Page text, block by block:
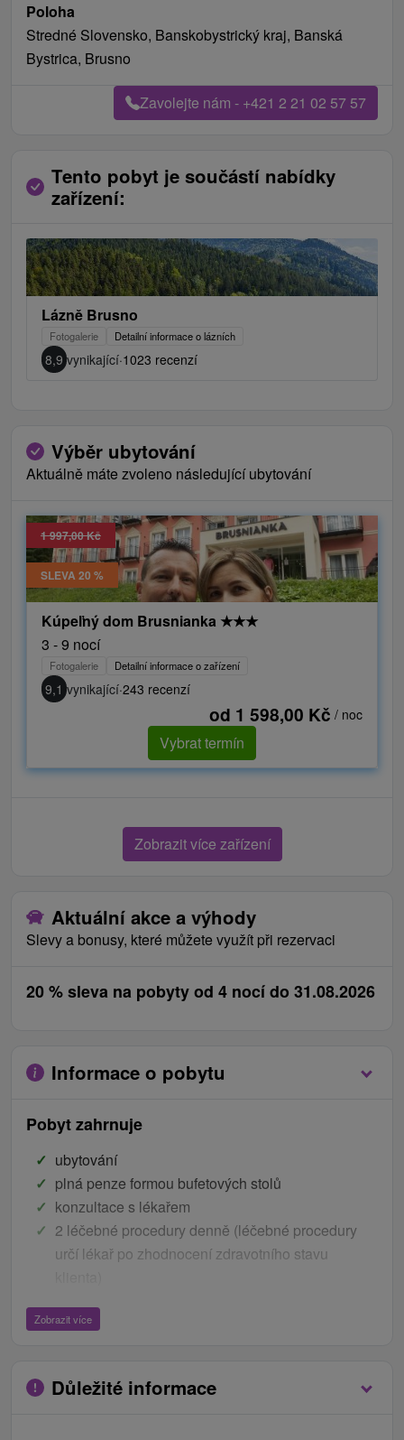
Poloha
Stredné Slovensko, Banskobystrický kraj, Banská
Bystrica, Brusno
Zavolejte nám - +421 2 21 02 57 57
Tento pobyt je součástí nabídky
zařízení:
Lázně Brusno
Fotogalerie Detailní informace o lázních
8,9 vynikající·1023 recenzí
Výběr ubytování
Aktuálně máte zvoleno následující ubytování
1 997,00 Kč
SLEVA 20 %
Kúpeľný dom Brusnianka ★★★
3 - 9 nocí
Fotogalerie Detailní informace o zařízení
9,1 vynikající·243 recenzí
od 1 598,00 Kč / noc
Vybrat termín
Zobrazit více zařízení
Aktuální akce a výhody
Slevy a bonusy, které můžete využít při rezervaci
20 % sleva na pobyty od 4 nocí do 31.08.2026
Informace o pobytu
Pobyt zahrnuje
ubytování
plná penze formou bufetových stolů
konzultace s lékařem
2 léčebné procedury denně (léčebné procedury
určí lékař po zhodnocení zdravotního stavu
Pobyt 4-dniowy: 1x częściowy masaż klasyczny,
Pobyt 5-dniowy: 1x częściowy masaż klasyczny,
Zobrazit více
Důležité informace